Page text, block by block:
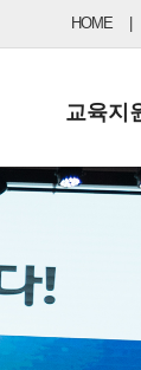
HOME
자료
교육지
행정실
학교운영위
학교건축기